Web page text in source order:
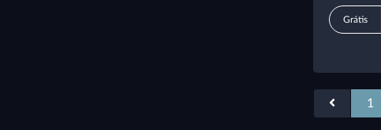
Grátis
1